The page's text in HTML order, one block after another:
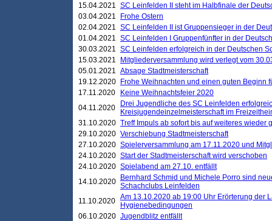
15.04.2021 SC Leinfelden II steht im Halbfinale der
03.04.2021
Frohe Ostern
02.04.2021 SC Leinfelden II ist Gruppensieger in der
01.04.2021 SC Leinfelden I Gruppenfünfter in der
30.03.2021 SC Leinfelden erfolgreich in der Deutschen
15.03.2021
Mitgliederversammlung wird verlegt vom
05.01.2021 Absage Stadtmeisterschaft
19.12.2020
Frohe Weihnachten und einen guten Beginn
17.11.2020
Keine Weihnachtsfeier 2020
04.11.2020
Drei Jugendliche des SC Leinfelden
Kreisjugendeinzelmeisterschaft im
31.10.2020 Treff Impuls ab sofort bis auf weiteres wieder
29.10.2020 Verschiebung Stadtmeisterschaft
27.10.2020 Spielerversammlung am 17.11.2020 und
24.10.2020 Start der Stadtmeisterschaft wird verschoben
24.10.2020 Spielabend am 27.10. entfällt
14.10.2020
Bernhard Schmid und Michele Porro sind
Schachclubs Leinfelden
11.10.2020 Am 13.10.2020 ab 19:00 Uhr Erörterung der
Hygienebedingungen
06.10.2020 Jugendblitz entfällt